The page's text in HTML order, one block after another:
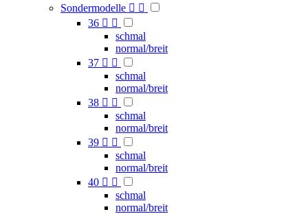
Sondermodelle  
36  
schmal
normal/breit
37  
schmal
normal/breit
38  
schmal
normal/breit
39  
schmal
normal/breit
40  
schmal
normal/breit